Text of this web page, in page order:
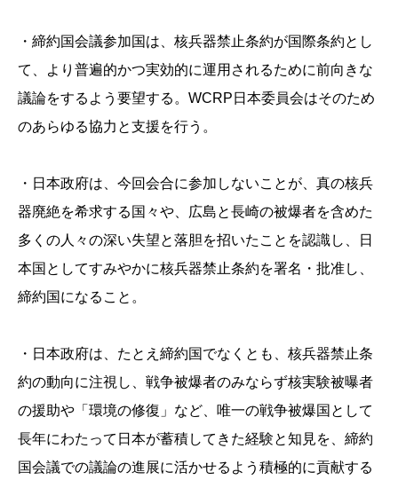
・締約国会議参加国は、核兵器禁止条約が国際条約とし
て、より普遍的かつ実効的に運用されるために前向きな
議論をするよう要望する。WCRP日本委員会はそのため
のあらゆる協力と支援を行う。
・日本政府は、今回会合に参加しないことが、真の核兵
器廃絶を希求する国々や、広島と長崎の被爆者を含めた
多くの人々の深い失望と落胆を招いたことを認識し、日
本国としてすみやかに核兵器禁止条約を署名・批准し、
締約国になること。
・日本政府は、たとえ締約国でなくとも、核兵器禁止条
約の動向に注視し、戦争被爆者のみならず核実験被曝者
の援助や「環境の修復」など、唯一の戦争被爆国として
長年にわたって日本が蓄積してきた経験と知見を、締約
国会議での議論の進展に活かせるよう積極的に貢献する